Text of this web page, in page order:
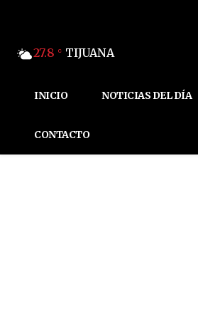
27.8 C TIJUANA
INICIO NOTICIAS DEL DÍA
CONTACTO